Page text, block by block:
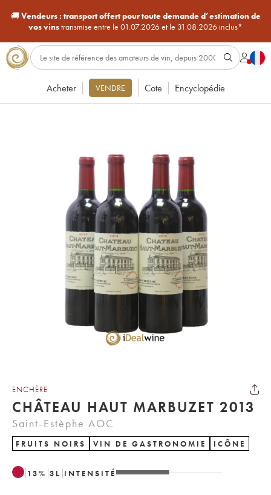
🚚Vendeurs : transport offert pour toute demande d’estimation de
vos vinstransmise entre le 01.07.2026 et le 31.08.2026 inclus*
Acheter VENDRE Cote Encyclopédie
ENCHÈRE
CHÂTEAU HAUT MARBUZET 2013
Saint-Estèphe AOC
FRUITS NOIRS VIN DE GASTRONOMIE ICÔNE
13% 3 L INTENSITÉ